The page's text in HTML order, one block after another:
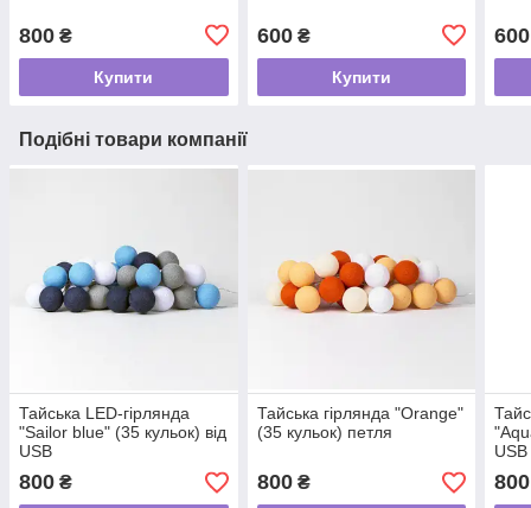
800 ₴
Купити
600₴
Купити
600
Подібні товари компанії
Тайська LED-гірлянда
"Sailor blue" (35 кульок) від
USB
800 ₴
Тайська гірлянда "Orange"
(35 кульок) петля
800₴
USB
800